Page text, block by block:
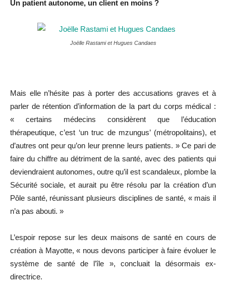
Un patient autonome, un client en moins ?
Joëlle Rastami et Hugues Candaes
Mais elle n’hésite pas à porter des accusations graves et à
parler de rétention d’information de la part du corps médical :
« certains médecins considèrent que l’éducation
thérapeutique, c’est ‘un truc de mzungus’ (métropolitains), et
d’autres ont peur qu’on leur prenne leurs patients. » Ce pari de
faire du chiffre au détriment de la santé, avec des patients qui
deviendraient autonomes, outre qu’il est scandaleux, plombe la
Sécurité sociale, et aurait pu être résolu par la création d’un
Pôle santé, réunissant plusieurs disciplines de santé, « mais il
n’a pas abouti. »
L’espoir repose sur les deux maisons de santé en cours de
création à Mayotte, « nous devons participer à faire évoluer le
système de santé de l’île », concluait la désormais ex-
directrice.